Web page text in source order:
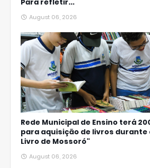
Para refletir...
August 06, 2026
Rede Municipal de Ensino terá
para aquisição de livros durante
Livro de Mossoró"
August 06, 2026